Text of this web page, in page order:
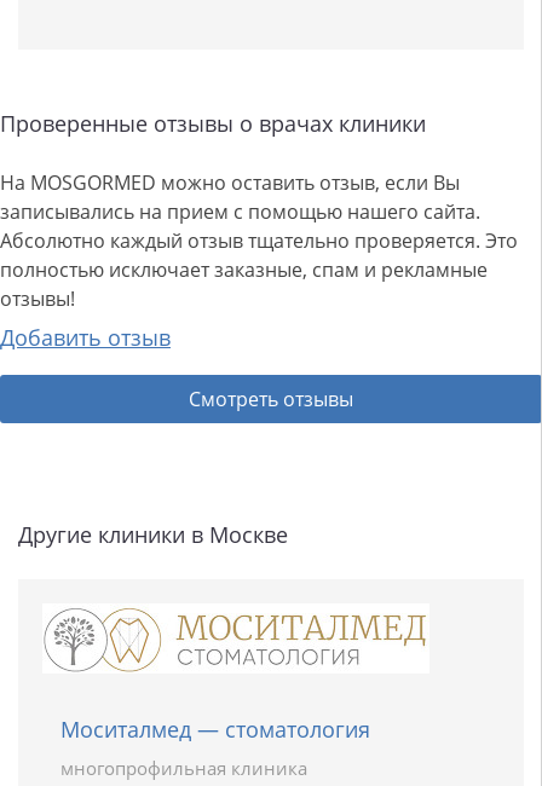
Проверенные отзывы о врачах клиники
На MOSGORMED можно оставить отзыв, если Вы
записывались на прием с помощью нашего сайта.
Абсолютно каждый отзыв тщательно проверяется. Это
полностью исключает заказные, спам и рекламные
отзывы!
Добавить отзыв
Смотреть отзывы
Другие клиники в Москве
Моситалмед — стоматология
многопрофильная клиника